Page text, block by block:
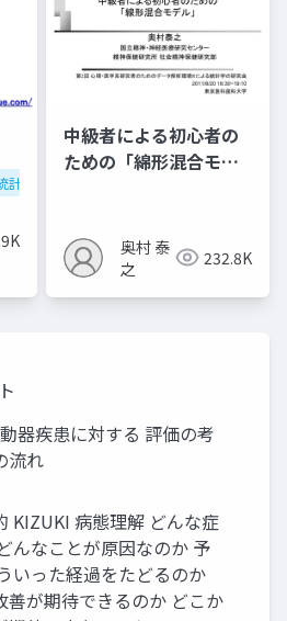
計学
中級者による初心者の
ための「綿形混合モデ
奥村 泰
之
232.8K
器疾患に対する 評価の考
流れ
KIZUKI 病態理解 どんな症
んなことが原因なのか 予
いった経過をたどるのか
善が期待できるのか どこか